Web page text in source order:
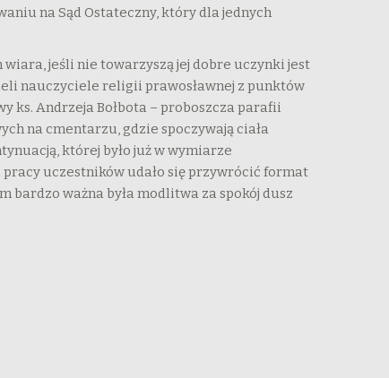
na Sąd Ostateczny, który dla jednych
jeśli nie towarzyszą jej dobre uczynki jest
nauczyciele religii prawosławnej z punktów
ks. Andrzeja Bołbota – proboszcza parafii
na cmentarzu, gdzie spoczywają ciała
której było już w wymiarze
uczestników udało się przywrócić format
ważna była modlitwa za spokój dusz